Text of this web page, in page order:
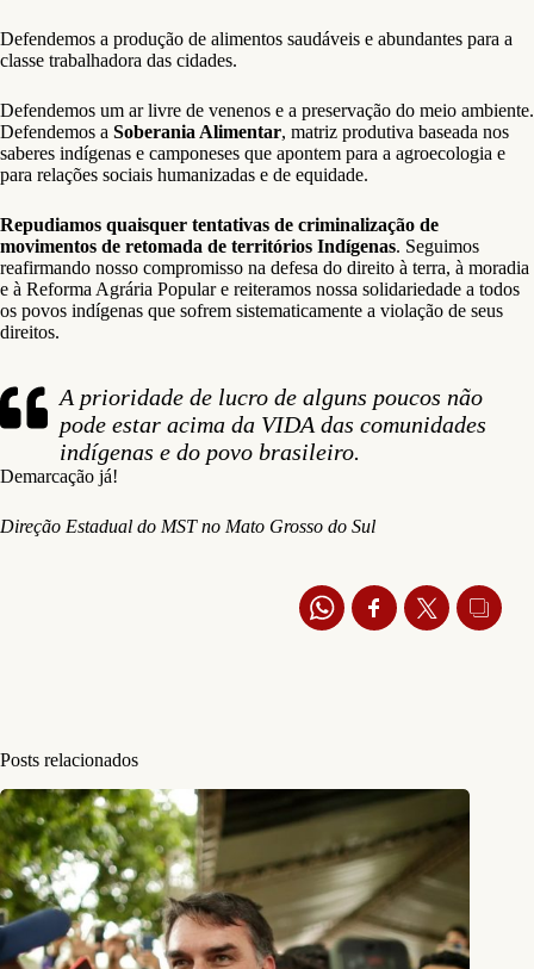
Defendemos a produção de alimentos saudáveis e abundantes para a
classe trabalhadora das cidades.
Defendemos um ar livre de venenos e a preservação do meio ambiente.
Defendemos a Soberania Alimentar, matriz produtiva baseada nos
saberes indígenas e camponeses que apontem para a agroecologia e
para relações sociais humanizadas e de equidade.
Repudiamos quaisquer tentativas de criminalização de
movimentos de retomada de territórios Indígenas. Seguimos
reafirmando nosso compromisso na defesa do direito à terra, à moradia
e à Reforma Agrária Popular e reiteramos nossa solidariedade a todos
os povos indígenas que sofrem sistematicamente a violação de seus
direitos.
A prioridade de lucro de alguns poucos não
pode estar acima da VIDA das comunidades
indígenas e do povo brasileiro.
Demarcação já!
Direção Estadual do MST no Mato Grosso do Sul
Posts relacionados